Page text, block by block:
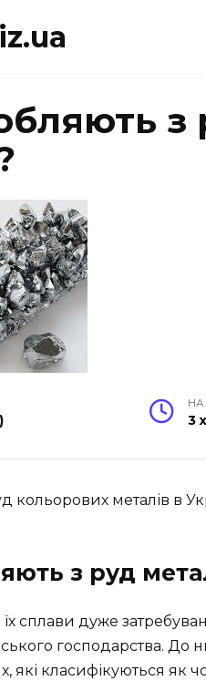
з
НА
3
металів в
з руд
сплави дуже
господарства. До
які класифікуються як